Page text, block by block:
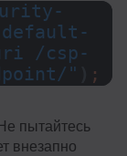
/csp-
"
;
пытайтесь
внезапно